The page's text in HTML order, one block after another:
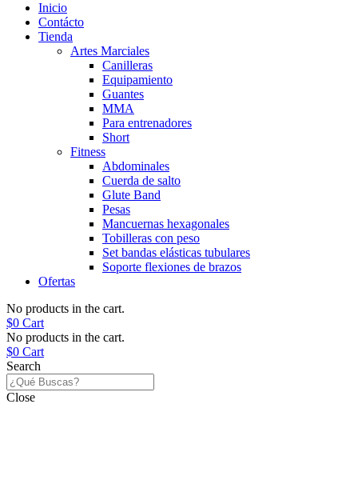
Inicio
Contácto
Tienda
Artes Marciales
Canilleras
Equipamiento
Guantes
MMA
Para entrenadores
Short
Fitness
Abdominales
Cuerda de salto
Glute Band
Pesas
Mancuernas hexagonales
Tobilleras con peso
Set bandas elásticas tubulares
Soporte flexiones de brazos
Ofertas
No products in the cart.
$0 Cart
No products in the cart.
$0 Cart
Search
Close